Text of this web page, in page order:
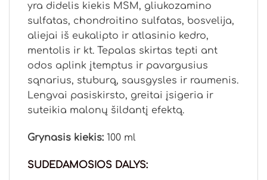
yra didelis kiekis MSM, gliukozamino
sulfatas, chondroitino sulfatas, bosvelija,
aliejai iš eukalipto ir atlasinio kedro,
mentolis ir kt. Tepalas skirtas tepti ant
odos aplink įtemptus ir pavargusius
sąnarius, stuburą, sausgysles ir raumenis.
Lengvai pasiskirsto, greitai įsigeria ir
suteikia malonų šildantį efektą.
Grynasis kiekis: 100 ml
SUDEDAMOSIOS DALYS: